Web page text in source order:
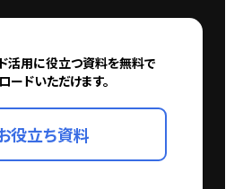
活用に役立つ資料を無料で
ードいただけます。
役立ち資料